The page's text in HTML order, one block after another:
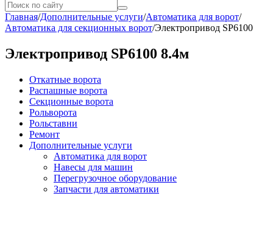
Главная/Дополнительные услуги/Автоматика для ворот/
Автоматика для секционных ворот/Электропривод SP6100
Электропривод SP6100 8.4м
Откатные ворота
Распашные ворота
Секционные ворота
Рольворота
Рольставни
Ремонт
Дополнительные услуги
Автоматика для ворот
Навесы для машин
Перегрузочное оборудование
Запчасти для автоматики